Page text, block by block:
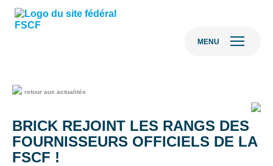
MENU
retour aux actualités
BRICK REJOINT LES RANGS DES
FOURNISSEURS OFFICIELS DE LA
FSCF !